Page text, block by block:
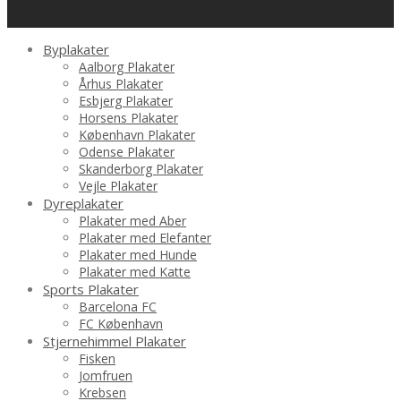
Byplakater
Aalborg Plakater
Århus Plakater
Esbjerg Plakater
Horsens Plakater
København Plakater
Odense Plakater
Skanderborg Plakater
Vejle Plakater
Dyreplakater
Plakater med Aber
Plakater med Elefanter
Plakater med Hunde
Plakater med Katte
Sports Plakater
Barcelona FC
FC København
Stjernehimmel Plakater
Fisken
Jomfruen
Krebsen